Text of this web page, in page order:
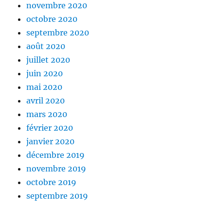
novembre 2020
octobre 2020
septembre 2020
août 2020
juillet 2020
juin 2020
mai 2020
avril 2020
mars 2020
février 2020
janvier 2020
décembre 2019
novembre 2019
octobre 2019
septembre 2019